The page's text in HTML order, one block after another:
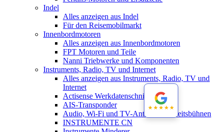
Indel
Alles anzeigen aus Indel
Für den Reisemobilmarkt
Innenbordmotoren
Alles anzeigen aus Innenbordmotoren
FPT Motoren und Teile
Nanni Triebwerke und Komponenten
Instruments, Radio, TV und Internet
Alles anzeigen aus Instruments, Radio, TV und
Internet
Actisense Werkdatenschnitt
AIS-Transponder
Audio, Wi-Fi und TV-Antennen-Arbeitsbühnen
INSTRUMENTE CN
★★★★★
★★★★★